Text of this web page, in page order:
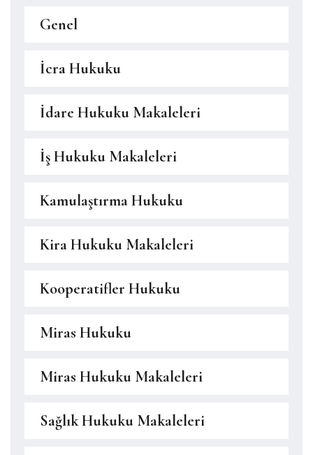
Genel
İcra Hukuku
İdare Hukuku Makaleleri
İş Hukuku Makaleleri
Kamulaştırma Hukuku
Kira Hukuku Makaleleri
Kooperatifler Hukuku
Miras Hukuku
Miras Hukuku Makaleleri
Sağlık Hukuku Makaleleri